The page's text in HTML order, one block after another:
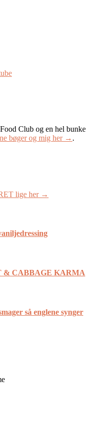
Club og en hel bunke
bøger og mig her → .
lige her →
& CABBAGE KARMA
så englene synger